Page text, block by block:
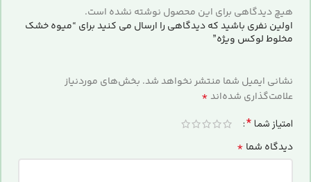
هیچ دیدگاهی برای این محصول نوشته نشده است.
اولین نفری باشید که دیدگاهی را ارسال می کنید برای “میوه خشک
مخلوط لوکس ویژه”
نشانی ایمیل شما منتشر نخواهد شد. بخش‌های موردنیاز
علامت‌گذاری شده‌اند*
امتیاز شما*
دیدگاه شما *